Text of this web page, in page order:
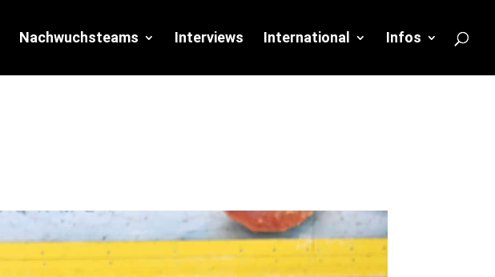
Nachwuchsteams Interviews International Infos